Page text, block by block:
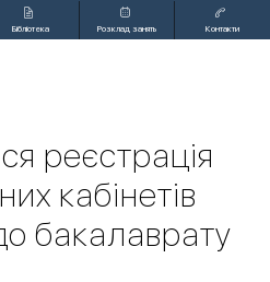
Бібліотека Розклад занять Контакти
реєстрація
кабінетів
бакалаврату